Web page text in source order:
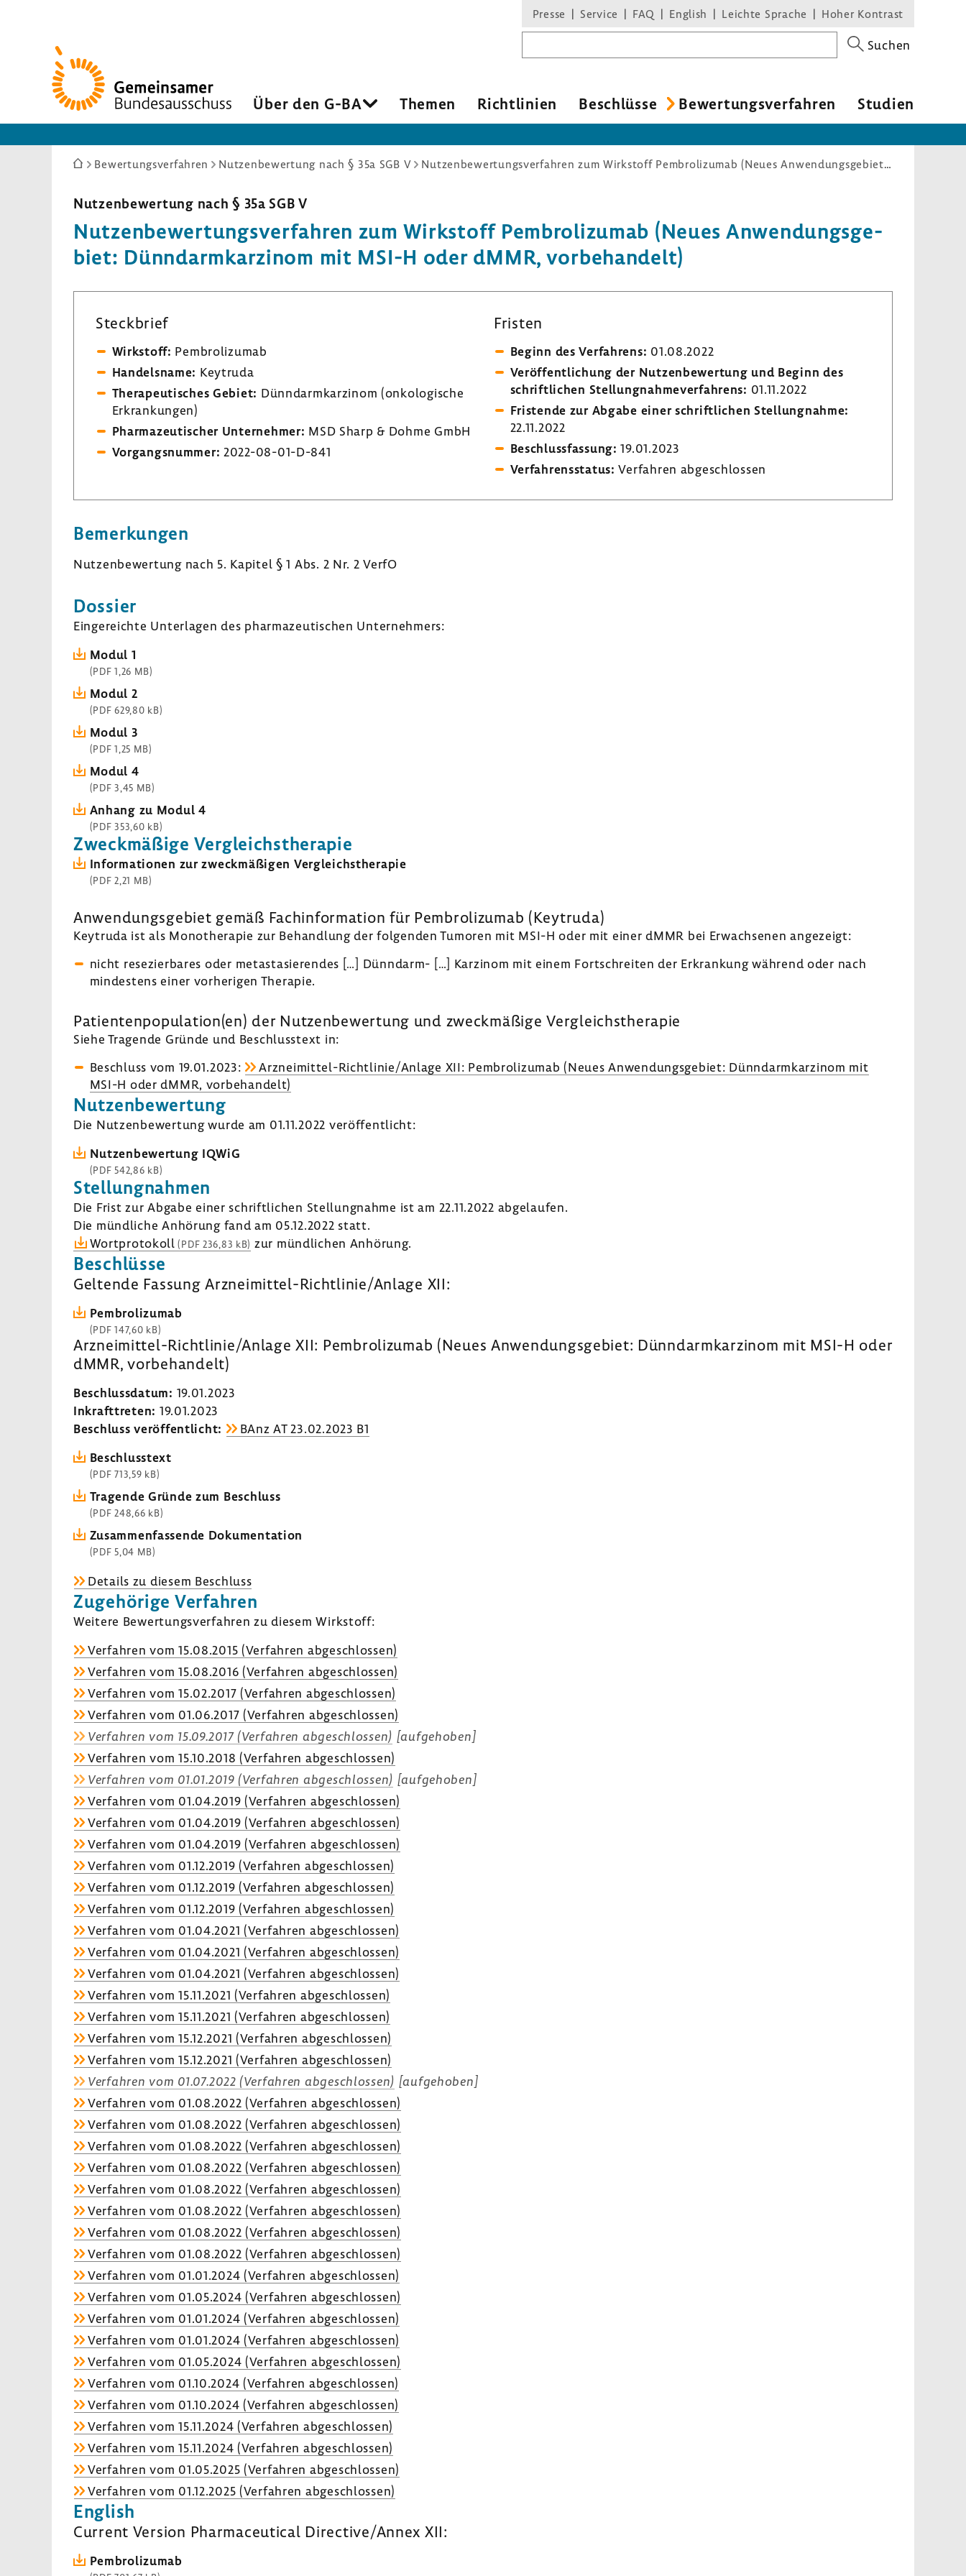
Zur
Startseite
Presse Service FAQ English Leichte Sprache Hoher Kontrast
Suchen
Über den G-BA Themen Richt­li­nien Beschlüsse Bewer­tungs­ver­fahren Studien
Sie
hier:
Bewertungsverfahren Nutzenbewertung nach § 35a SGB V Nutzenbewertungsverfahren zum Wirkstoff Pembrolizumab (Neues Anwendungsgebiet: Dünndarmkarzinom mit MSI-H oder dMMR, vorbehandelt)
Nutzen­be­wer­tung nach § 35a SGB V
Nutzen­be­wer­tungs­ver­fahren zum Wirk­stoff Pembro­li­zumab (Neues Anwen­dungs­ge­
biet: Dünn­darm­kar­zinom mit MSI-H oder dMMR, vorbe­han­delt)
Steck­brief
Wirk­stoff: Pembro­li­zumab
Handels­name: Keyt­ruda
Thera­peu­ti­sches Gebiet: Dünn­darm­kar­zinom (onko­lo­gi­sche
Erkran­kungen)
Phar­ma­zeu­ti­scher Unter­nehmer: MSD Sharp & Dohme GmbH
Vorgangs­nummer: 2022-​08-01-D-841
Fristen
Beginn des Verfah­rens: 01.08.2022
Veröf­fent­li­chung der Nutzen­be­wer­tung und Beginn des
schrift­li­chen Stel­lung­nah­me­ver­fah­rens: 01.11.2022
Fris­tende zur Abgabe einer schrift­li­chen Stel­lung­nahme:
22.11.2022
Beschluss­fas­sung: 19.01.2023
Verfah­rens­status: Verfahren abge­schlossen
Bemer­kungen
Nutzen­be­wer­tung nach 5. Kapitel § 1 Abs. 2 Nr. 2 VerfO
Dossier
Einge­reichte Unter­lagen des phar­ma­zeu­ti­schen Unter­neh­mers:
Modul 1
(PDF 1,26 MB)
Modul 2
(PDF 629,80 kB)
Modul 3
(PDF 1,25 MB)
Modul 4
(PDF 3,45 MB)
Anhang zu Modul 4
(PDF 353,60 kB)
Zweck­mä­ßige Vergleichs­the­rapie
Infor­ma­tionen zur zweck­mä­ßigen Vergleichs­the­rapie
(PDF 2,21 MB)
Anwen­dungs­ge­biet gemäß Fach­in­for­ma­tion für Pembro­li­zumab (Keyt­ruda)
Keyt­ruda ist als Mono­the­rapie zur Behand­lung der folgenden Tumoren mit MSI-H oder mit einer dMMR bei Erwach­senen ange­zeigt:
nicht rese­zier­bares oder meta­stasie­rendes […] Dünndarm-​ […] Karzinom mit einem Fort­schreiten der Erkran­kung während oder nach
mindes­tens einer vorhe­rigen Therapie.
Pati­en­ten­po­pu­la­tion(en) der Nutzen­be­wer­tung und zweck­mä­ßige Vergleichs­the­rapie
Siehe Tragende Gründe und Beschluss­text in:
Beschluss vom 19.01.2023:
Arzneimittel-​Richtlinie/Anlage XII: Pembro­li­zumab (Neues Anwen­dungs­ge­biet: Dünn­darm­kar­zinom mit
MSI-H oder dMMR, vorbe­han­delt)
Nutzen­be­wer­tung
Die Nutzen­be­wer­tung wurde am 01.11.2022 veröf­fent­licht:
Nutzen­be­wer­tung IQWiG
(PDF 542,86 kB)
Stel­lung­nahmen
Die Frist zur Abgabe einer schrift­li­chen Stel­lung­nahme ist am 22.11.2022 abge­laufen.
Die münd­liche Anhö­rung fand am 05.12.2022 statt.
Wort­pro­to­koll (PDF 236,83 kB) zur münd­li­chen Anhö­rung.
Beschlüsse
Geltende Fassung Arzneimittel-​Richtlinie/Anlage XII:
Pembro­li­zumab
(PDF 147,60 kB)
Arzneimittel-​Richtlinie/Anlage XII: Pembro­li­zumab (Neues Anwen­dungs­ge­biet: Dünn­darm­kar­zinom mit MSI-H oder
dMMR, vorbe­han­delt)
Beschluss­datum: 19.01.2023
Inkraft­treten: 19.01.2023
Beschluss veröf­fent­licht:
BAnz AT 23.02.2023 B1
Beschluss­text
(PDF 713,59 kB)
Tragende Gründe zum Beschluss
(PDF 248,66 kB)
Zusam­men­fas­sende Doku­men­ta­tion
(PDF 5,04 MB)
Details zu diesem Beschluss
Zuge­hö­rige Verfahren
Weitere Bewer­tungs­ver­fahren zu diesem Wirk­stoff:
Verfahren vom 15.08.2015 (Verfahren abge­schlossen)
Verfahren vom 15.08.2016 (Verfahren abge­schlossen)
Verfahren vom 15.02.2017 (Verfahren abge­schlossen)
Verfahren vom 01.06.2017 (Verfahren abge­schlossen)
Verfahren vom 15.09.2017 (Verfahren abge­schlossen) [aufge­hoben]
Verfahren vom 15.10.2018 (Verfahren abge­schlossen)
Verfahren vom 01.01.2019 (Verfahren abge­schlossen) [aufge­hoben]
Verfahren vom 01.04.2019 (Verfahren abge­schlossen)
Verfahren vom 01.04.2019 (Verfahren abge­schlossen)
Verfahren vom 01.04.2019 (Verfahren abge­schlossen)
Verfahren vom 01.12.2019 (Verfahren abge­schlossen)
Verfahren vom 01.12.2019 (Verfahren abge­schlossen)
Verfahren vom 01.12.2019 (Verfahren abge­schlossen)
Verfahren vom 01.04.2021 (Verfahren abge­schlossen)
Verfahren vom 01.04.2021 (Verfahren abge­schlossen)
Verfahren vom 01.04.2021 (Verfahren abge­schlossen)
Verfahren vom 15.11.2021 (Verfahren abge­schlossen)
Verfahren vom 15.11.2021 (Verfahren abge­schlossen)
Verfahren vom 15.12.2021 (Verfahren abge­schlossen)
Verfahren vom 15.12.2021 (Verfahren abge­schlossen)
Verfahren vom 01.07.2022 (Verfahren abge­schlossen) [aufge­hoben]
Verfahren vom 01.08.2022 (Verfahren abge­schlossen)
Verfahren vom 01.08.2022 (Verfahren abge­schlossen)
Verfahren vom 01.08.2022 (Verfahren abge­schlossen)
Verfahren vom 01.08.2022 (Verfahren abge­schlossen)
Verfahren vom 01.08.2022 (Verfahren abge­schlossen)
Verfahren vom 01.08.2022 (Verfahren abge­schlossen)
Verfahren vom 01.08.2022 (Verfahren abge­schlossen)
Verfahren vom 01.08.2022 (Verfahren abge­schlossen)
Verfahren vom 01.01.2024 (Verfahren abge­schlossen)
Verfahren vom 01.05.2024 (Verfahren abge­schlossen)
Verfahren vom 01.01.2024 (Verfahren abge­schlossen)
Verfahren vom 01.01.2024 (Verfahren abge­schlossen)
Verfahren vom 01.05.2024 (Verfahren abge­schlossen)
Verfahren vom 01.10.2024 (Verfahren abge­schlossen)
Verfahren vom 01.10.2024 (Verfahren abge­schlossen)
Verfahren vom 15.11.2024 (Verfahren abge­schlossen)
Verfahren vom 15.11.2024 (Verfahren abge­schlossen)
Verfahren vom 01.05.2025 (Verfahren abge­schlossen)
Verfahren vom 01.12.2025 (Verfahren abge­schlossen)
English
Current Version Pharmaceutical Directive/Annex XII:
Pembrolizumab